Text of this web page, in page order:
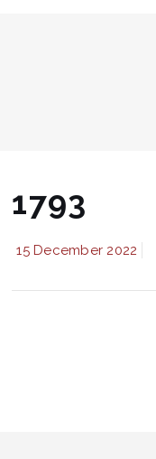
1793
15 December 2022